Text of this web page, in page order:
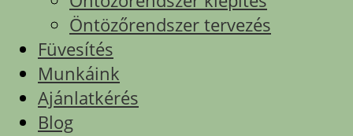
Öntözőrendszer tervezés
Füvesítés
Munkáink
Ajánlatkérés
Blog